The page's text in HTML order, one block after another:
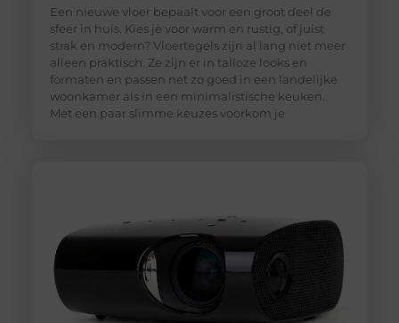
Een nieuwe vloer bepaalt voor een groot deel de
sfeer in huis. Kies je voor warm en rustig, of juist
strak en modern? Vloertegels zijn al lang niet meer
alleen praktisch. Ze zijn er in talloze looks en
formaten en passen net zo goed in een landelijke
woonkamer als in een minimalistische keuken.
Met een paar slimme keuzes voorkom je